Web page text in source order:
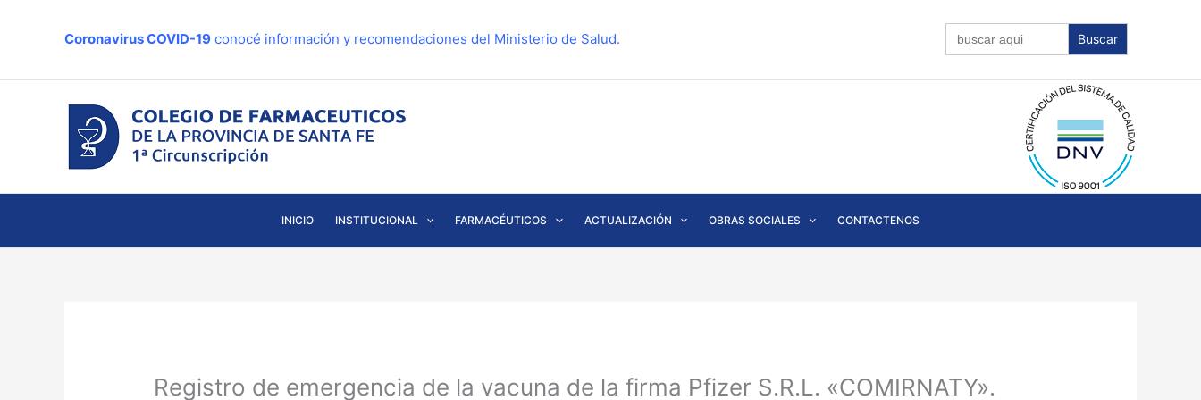
Coronavirus COVID-19 conocé información y recomendaciones del Ministerio de Salud.
Buscar:
INICIO INSTITUCIONAL FARMACÉUTICOS ACTUALIZACIÓN OBRAS SOCIALES CONTACTENOS
Registro de emergencia de la vacuna de la firma Pfizer S.R.L. «COMIRNATY».